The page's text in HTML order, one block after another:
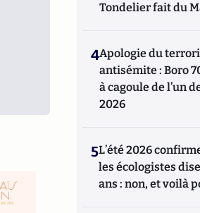
Tondelier fait du
4Apologie du
antisémite : Boro
à cagoule de l’un
2026
5L’été 2026
les écologistes
ans : non, et voilà